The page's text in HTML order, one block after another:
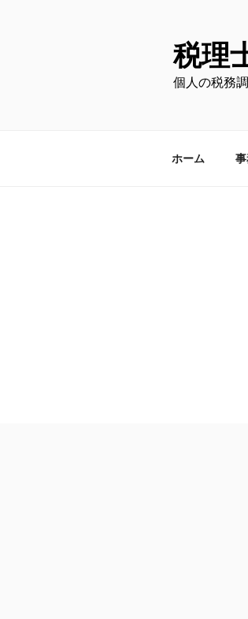
税理
個人の税務
ホーム